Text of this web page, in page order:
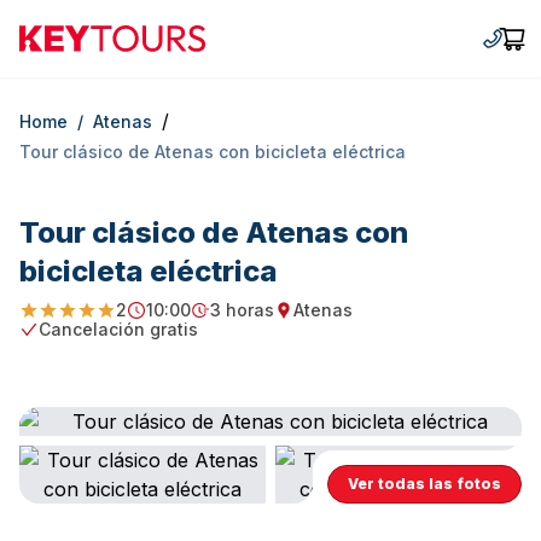
Keytours +30
Home / Atenas /
Tour clásico de Atenas con bicicleta eléctrica
Tour clásico de Atenas con
bicicleta eléctrica
5
2
Starting Time
10:00
Duration
3 horas
Starting point
Atenas
Free Cancellation
Cancelación gratis
Ver todas las fotos